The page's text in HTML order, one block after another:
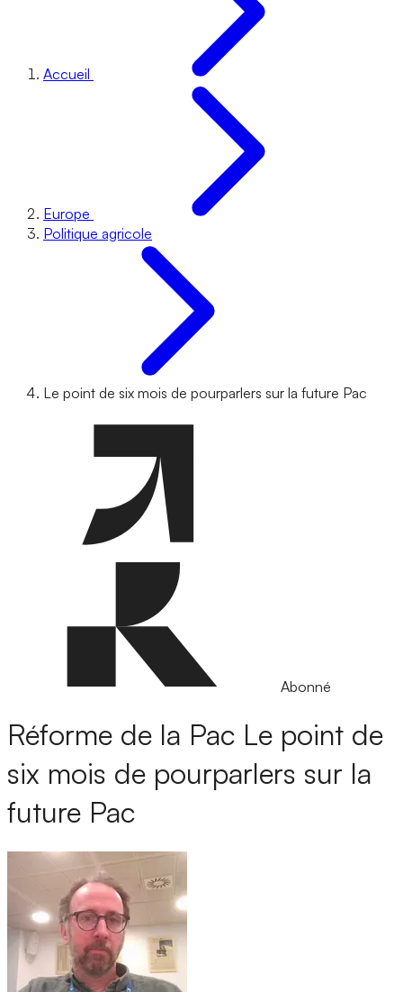
Accueil
Europe
Politique agricole
Le point de six mois de pourparlers sur la future Pac
Abonné
Réforme de la Pac Le point de
six mois de pourparlers sur la
future Pac